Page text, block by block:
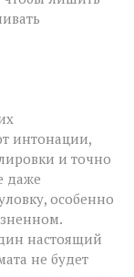
интонации,
и точно
даже
особенно
настоящий
не будет